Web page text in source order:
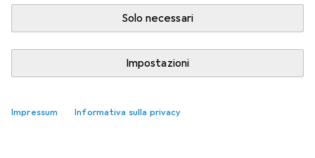
Solo necessari
Impostazioni
Impressum Informativa sulla privacy